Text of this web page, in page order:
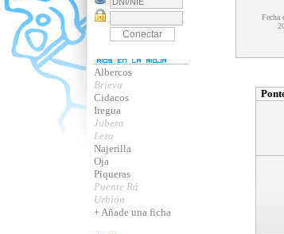
Albercos
Brieva
Cidacos
Iregua
Jubera
Leza
Najerilla
Oja
Piqueras
Puente Rá
Urbión
+ Añade una ficha
Fecha